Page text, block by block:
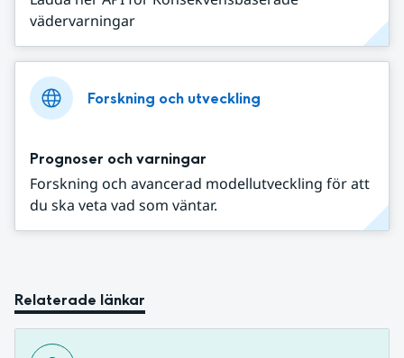
vädervarningar
Forskning och utveckling
Prognoser och varningar
Forskning och avancerad modellutveckling för att
du ska veta vad som väntar.
Relaterade länkar